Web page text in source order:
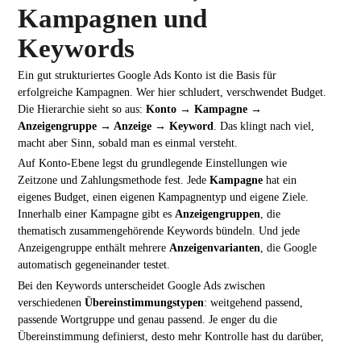
Kampagnen und
Keywords
Ein gut strukturiertes Google Ads Konto ist die Basis für
erfolgreiche Kampagnen. Wer hier schludert, verschwendet Budget.
Die Hierarchie sieht so aus:Konto → Kampagne →
Anzeigengruppe → Anzeige → Keyword . Das klingt nach viel,
macht aber Sinn, sobald man es einmal versteht.
Auf Konto-Ebene legst du grundlegende Einstellungen wie
Zeitzone und Zahlungsmethode fest. JedeKampagne hat ein
eigenes Budget, einen eigenen Kampagnentyp und eigene Ziele.
Innerhalb einer Kampagne gibt esAnzeigengruppen, die
thematisch zusammengehörende Keywords bündeln. Und jede
Anzeigengruppe enthält mehrereAnzeigenvarianten, die Google
automatisch gegeneinander testet.
Bei den Keywords unterscheidet Google Ads zwischen
verschiedenenÜbereinstimmungstypen: weitgehend passend,
passende Wortgruppe und genau passend. Je enger du die
Übereinstimmung definierst, desto mehr Kontrolle hast du darüber,